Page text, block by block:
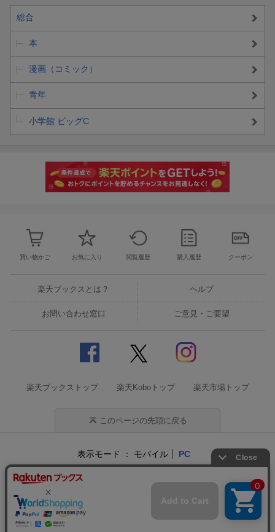
総合
本
漫画（コミック）
青年
小学館 ビッグC
買い物かご お気に入り 閲覧履歴 購入履歴 クーポン
楽天ブックスとは？ ヘルプ
お問い合わせ窓口 ご意見・ご要望
楽天ブックストップ 楽天Koboトップ 楽天市場トップ
このページの先頭に戻る
表示モード モバイル PC
企業情報 個人情報保護方針